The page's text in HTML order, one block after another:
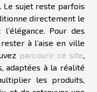
Le sujet reste parfois
directement le
l’élégance. Pour des
à l’aise en ville
parcourir ce site
adaptées à la réalité
les produits,